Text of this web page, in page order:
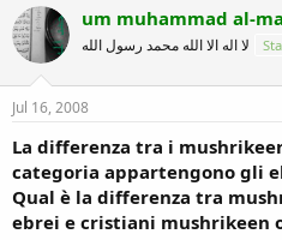
r
e
a
s
a
t
e
r
a
t
e
um muhammad al-
لا اله الا الله محمد رسول الله
Jul 16, 2008
La differenza tra i
categoria appartengono gli
Qual è la differenza tra
ebrei e cristiani mushrikeen